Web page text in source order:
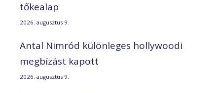
tőkealap
2026. augusztus 9.
Antal Nimród különleges hollywoodi
megbízást kapott
2026. augusztus 9.